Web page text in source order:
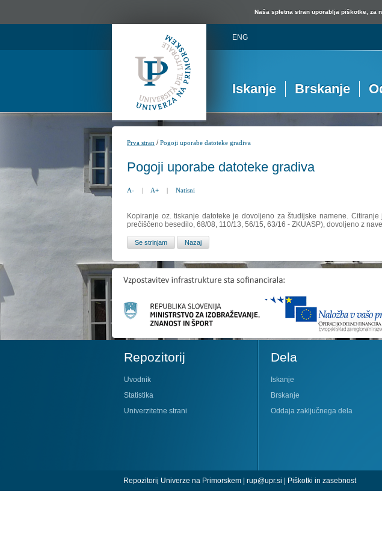
Naša spletna stran uporablja piškotke, za
ENG
Iskanje Brskanje
Prva stran /Pogoji uporabe datoteke gradiva
Pogoji uporabe datoteke gradiva
A- | A+ | Natisni
Kopiranje oz. tiskanje datoteke je dovoljeno za študijske namene.
prečiščeno besedilo, 68/08, 110/13, 56/15, 63/16 - ZKUASP), dovoljeno z
Repozitorij
Uvodnik
Statistika
Univerzitetne strani
Dela
Iskanje
Brskanje
Oddaja zaključnega dela
Repozitorij Univerze na Primorskem | rup@upr.si | Piškotki in zasebnost